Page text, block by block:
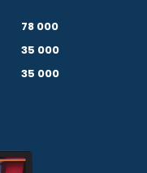
78 000
35 000
35 000